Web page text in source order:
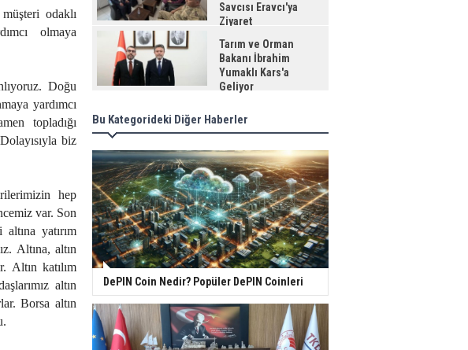
odaklı
olmaya
Doğu
yardımcı
topladığı
biz
hep
var. Son
yatırım
Altına, altın
Altın katılım
altın
Borsa altın
Savcısı Eravcı'ya
Ziyaret
Tarım ve Orman
Bakanı İbrahim
Yumaklı Kars'a
Geliyor
Bu Kategorideki Diğer Haberler
DePIN Coin Nedir? Popüler DePIN Coinleri